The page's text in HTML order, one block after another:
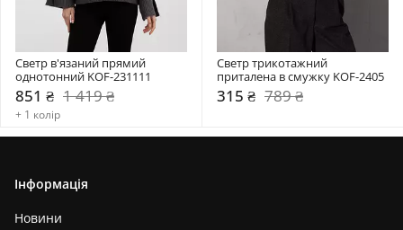
Светр в'язаний прямий
однотонний KOF-231111
851 ₴ 1 419 ₴
+ 1 колір
Светр трикотажний
приталена в смужку KOF-2405
315 ₴ 789 ₴
Інформація
Новини